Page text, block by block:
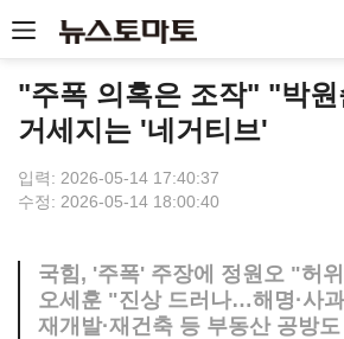
"주폭 의혹은 조작" "박
거세지는 '네거티브'
입력: 2026-05-14 17:40:37
수정: 2026-05-14 18:00:40
국힘, '주폭' 주장에 정원오 "허
오세훈 "진상 드러나…해명·사
재개발·재건축 등 부동산 공방